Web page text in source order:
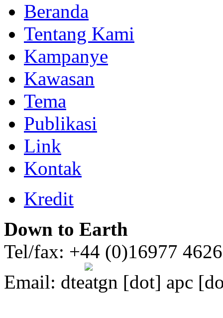
Beranda
Tentang Kami
Kampanye
Kawasan
Tema
Publikasi
Link
Kontak
Kredit
Down to Earth
Tel/fax: +44 (0)16977
Email: dte gn [dot] apc